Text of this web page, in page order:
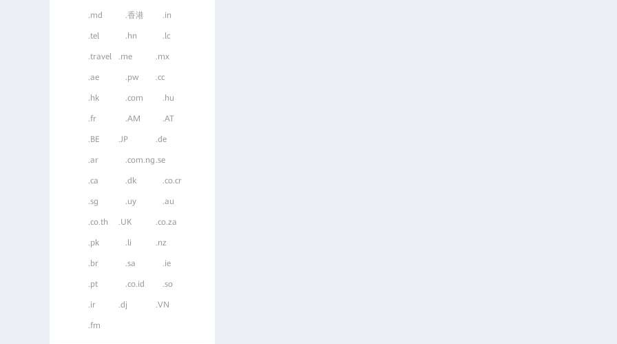
.md .香港 .in
.tel .hn .lc
.travel .me .mx
.ae .pw .cc
.hk .com .hu
.fr .AM .AT
.BE .JP .de
.ar .com.ng .se
.ca .dk .co.cr
.sg .uy .au
.co.th .UK .co.za
.pk .li .nz
.br .sa .ie
.pt .co.id .so
.ir .dj .VN
.fm